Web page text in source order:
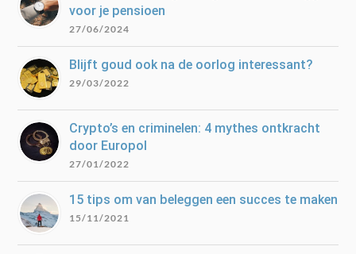
voor je pensioen
27/06/2024
Blijft goud ook na de oorlog interessant?
29/03/2022
Crypto’s en criminelen: 4 mythes ontkracht
door Europol
27/01/2022
15 tips om van beleggen een succes te maken
15/11/2021